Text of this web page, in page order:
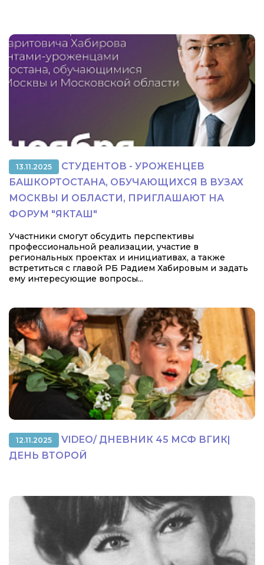
13.11.2025
СТУДЕНТОВ - УРОЖЕНЦЕВ
БАШКОРТОСТАНА, ОБУЧАЮЩИХСЯ В ВУЗАХ
МОСКВЫ И ОБЛАСТИ, ПРИГЛАШАЮТ НА
ФОРУМ "ЯКТАШ"
Участники смогут обсудить перспективы
профессиональной реализации, участие в
региональных проектах и инициативах, а также
встретиться с главой РБ Радием Хабировым и задать
ему интересующие вопросы...
12.11.2025
VIDEO/ ДНЕВНИК 45 МСФ ВГИК|
ДЕНЬ ВТОРОЙ